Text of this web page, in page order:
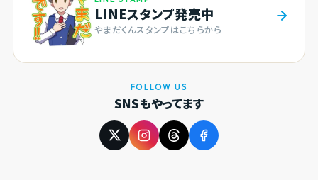
LINEスタンプ発売中
やまだくんスタンプはこちらから
FOLLOW US
SNSもやってます